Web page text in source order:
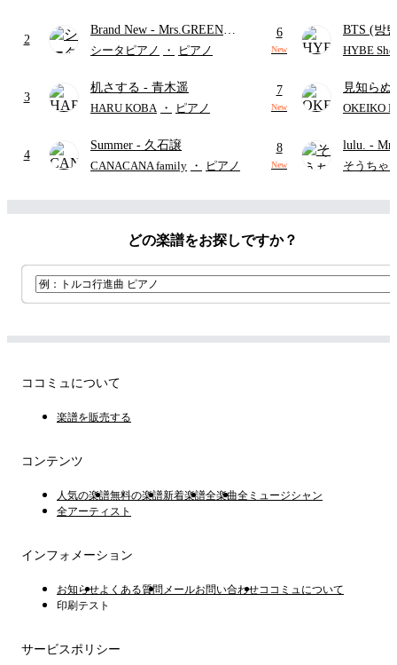
ード・ペダル付き/『映画ちい
かわ 人魚の島のひみつ』よ
2
Brand New - Mrs.GREEN
APPLE
シータピアノ ・ ピアノ
3
机さする - 青木遥
HARU KOBA
・ ピアノ
4
Summer - 久石譲
CANACANA family ・ ピアノ
6
New
BTS (방
HYBE
7
New
見知ら
ャツが乾
OKEIKO
8
New
lulu. -
そうちゃ
どの楽譜をお探しですか？
ココミュについて
楽譜を販売する
コンテンツ
人気の楽譜無料の楽譜新着楽譜全楽曲全ミュージシャン
全アーティスト
インフォメーション
お知らせよくある質問 メールお問い合わせココミュについて
印刷テスト
サービスポリシー